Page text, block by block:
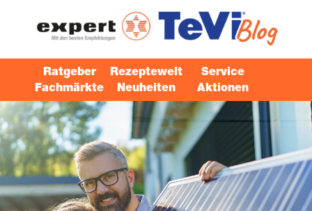
Ratgeber Rezeptewelt
Service
Fachmärkte
Neuheiten Aktionen